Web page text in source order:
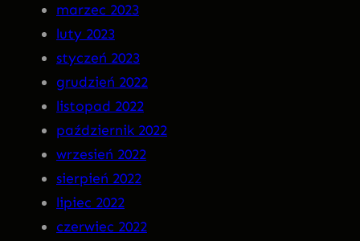
marzec 2023
luty 2023
styczeń 2023
grudzień 2022
listopad 2022
październik 2022
wrzesień 2022
sierpień 2022
lipiec 2022
czerwiec 2022